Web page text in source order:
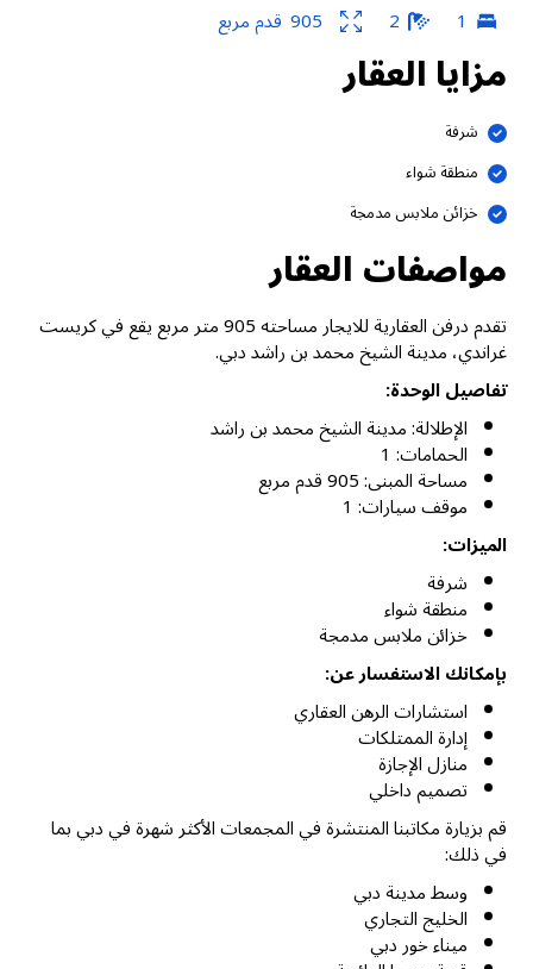
1
2
905 قدم مربع
مزايا العقار
شرفة
منطقة شواء
خزائن ملابس مدمجة
مواصفات العقار
تقدم درفن العقارية للايجار مساحته 905 متر مربع يقع في كريست
غراندي، مدينة الشيخ محمد بن راشد دبي.
تفاصيل الوحدة:
الإطلالة: مدينة الشيخ محمد بن راشد
الحمامات: 1
مساحة المبنى: 905 قدم مربع
موقف سيارات: 1
الميزات:
شرفة
منطقة شواء
خزائن ملابس مدمجة
بإمكانك الاستفسار عن:
استشارات الرهن العقاري
إدارة الممتلكات
منازل الإجازة
تصميم داخلي
قم بزيارة مكاتبنا المنتشرة في المجمعات الأكثر شهرة في دبي بما
في ذلك:
وسط مدينة دبي
الخليج التجاري
ميناء خور دبي